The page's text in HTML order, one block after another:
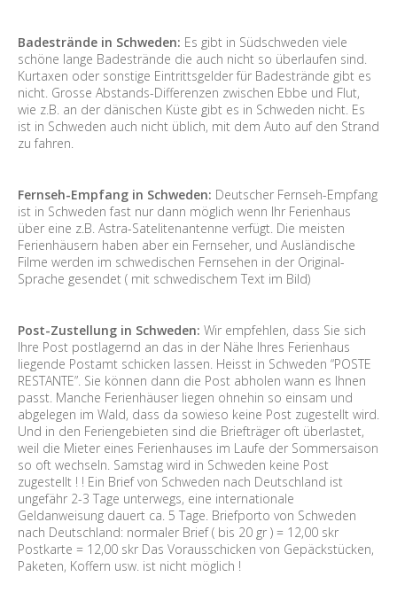
Badestrände in Schweden: Es gibt in Südschweden viele
schöne lange Badestrände die auch nicht so überlaufen sind.
Kurtaxen oder sonstige Eintrittsgelder für Badestrände gibt es
nicht. Grosse Abstands-Differenzen zwischen Ebbe und Flut,
wie z.B. an der dänischen Küste gibt es in Schweden nicht. Es
ist in Schweden auch nicht üblich, mit dem Auto auf den Strand
zu fahren.
Fernseh-Empfang in Schweden: Deutscher Fernseh-Empfang
ist in Schweden fast nur dann möglich wenn Ihr Ferienhaus
über eine z.B. Astra-Satelitenantenne verfügt. Die meisten
Ferienhäusern haben aber ein Fernseher, und Ausländische
Filme werden im schwedischen Fernsehen in der Original-
Sprache gesendet ( mit schwedischem Text im Bild)
Post-Zustellung in Schweden: Wir empfehlen, dass Sie sich
Ihre Post postlagernd an das in der Nähe Ihres Ferienhaus
liegende Postamt schicken lassen. Heisst in Schweden “POSTE
RESTANTE”. Sie können dann die Post abholen wann es Ihnen
passt. Manche Ferienhäuser liegen ohnehin so einsam und
abgelegen im Wald, dass da sowieso keine Post zugestellt wird.
Und in den Feriengebieten sind die Briefträger oft überlastet,
weil die Mieter eines Ferienhauses im Laufe der Sommersaison
so oft wechseln. Samstag wird in Schweden keine Post
zugestellt ! ! Ein Brief von Schweden nach Deutschland ist
ungefähr 2-3 Tage unterwegs, eine internationale
Geldanweisung dauert ca. 5 Tage. Briefporto von Schweden
nach Deutschland: normaler Brief ( bis 20 gr ) = 12,00 skr
Postkarte = 12,00 skr Das Vorausschicken von Gepäckstücken,
Paketen, Koffern usw. ist nicht möglich !